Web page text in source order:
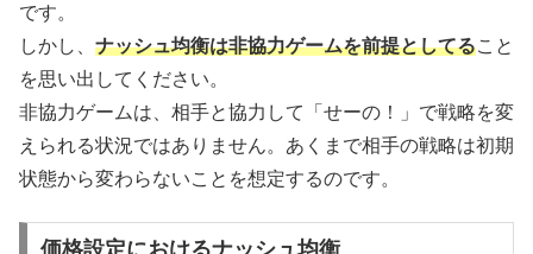
です。
しかし、 ナッシュ均衡は非協力ゲームを前提としてること
を思い出してください。
非協力ゲームは、相手と協力して「せーの！」で戦略を変
えられる状況ではありません。あくまで相手の戦略は初期
状態から変わらないことを想定するのです。
価格設定におけるナッシュ均衡